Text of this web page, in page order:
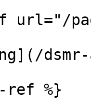
ref %}